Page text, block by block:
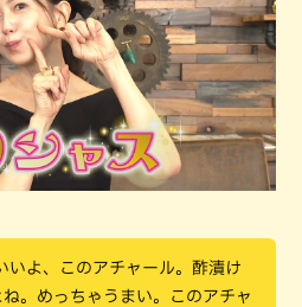
いよ、このアチャール。酢漬け
ね。めっちゃうまい。このアチャ